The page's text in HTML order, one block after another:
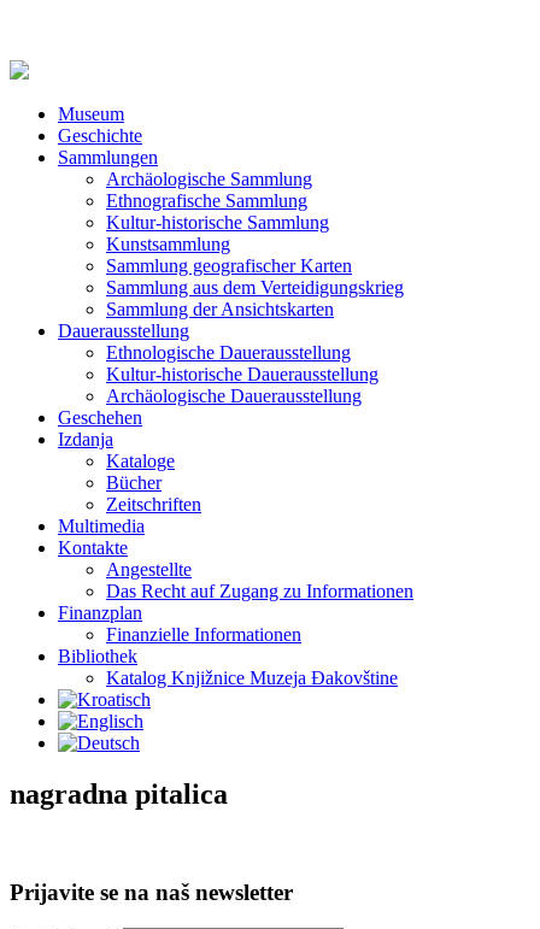
Museum
Geschichte
Sammlungen
Archäologische Sammlung
Ethnografische Sammlung
Kultur-historische Sammlung
Kunstsammlung
Sammlung geografischer Karten
Sammlung aus dem Verteidigungskrieg
Sammlung der Ansichtskarten
Dauerausstellung
Ethnologische Dauerausstellung
Kultur-historische Dauerausstellung
Archäologische Dauerausstellung
Geschehen
Izdanja
Kataloge
Bücher
Zeitschriften
Multimedia
Kontakte
Angestellte
Das Recht auf Zugang zu Informationen
Finanzplan
Finanzielle Informationen
Bibliothek
Katalog Knjižnice Muzeja Đakovštine
nagradna pitalica
Prijavite se na naš newsletter